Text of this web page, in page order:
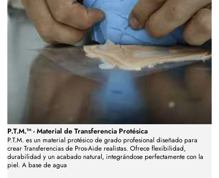
P.T.M.™ - Material de Transferencia Protésica
P.T.M. es un material protésico de grado profesional diseñado para
crear Transferencias de Pros-Aide realistas. Ofrece flexibilidad,
durabilidad y un acabado natural, integrándose perfectamente con la
piel. A base de agua